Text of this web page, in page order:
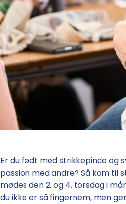
Er du født med strikkepinde og
passion med andre? Så kom
mødes den 2. og 4. torsdag i
du ikke er så fingernem, men